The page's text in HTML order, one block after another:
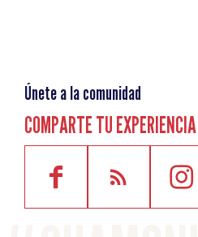
Únete a la comunidad
COMPARTE TU EXPERIENCIA